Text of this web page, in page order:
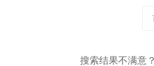
搜索结果不满意